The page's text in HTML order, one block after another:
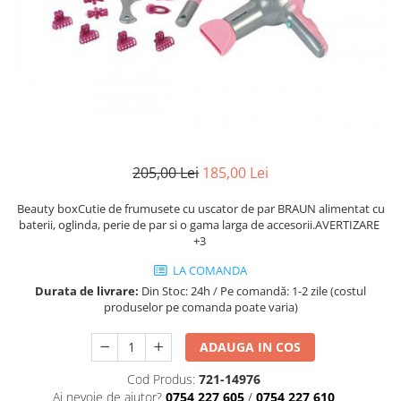
1.5.3. Garnituri
1.5.7. Filtre
1.5.9. Chiulasa si supape
1.5.10. Distributie si accesorii
1.6. Electrice
2.4.3. Prese de Balotat
2.4.4. Combine
2.5.2. Garduri electrice
2.5.4. Accesorii insilozare si
malaxoare furaje
Încălțăminte
205,00 Lei 185,00 Lei
Beauty boxCutie de frumusete cu uscator de par BRAUN alimentat cu
baterii, oglinda, perie de par si o gama larga de accesorii.AVERTIZARE
+3
LA COMANDA
Durata de livrare: Din Stoc: 24h / Pe comandă: 1-2 zile (costul
produselor pe comanda poate varia)
ADAUGA IN COS
Cod Produs: 721-14976
Ai nevoie de ajutor? 0754 227 605 / 0754 227 610